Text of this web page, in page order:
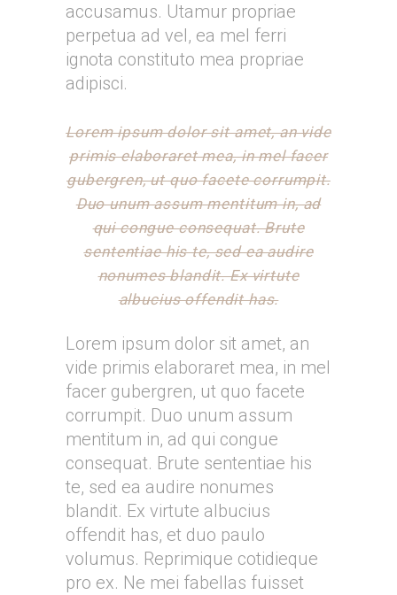
accusamus. Utamur propriae
perpetua ad vel, ea mel ferri
ignota constituto mea propriae
adipisci.
Lorem ipsum dolor sit amet, an vide
primis elaboraret mea, in mel facer
gubergren, ut quo facete corrumpit.
Duo unum assum mentitum in, ad
qui congue consequat. Brute
sententiae his te, sed ea audire
nonumes blandit. Ex virtute
albucius offendit has.
Lorem ipsum dolor sit amet, an
vide primis elaboraret mea, in mel
facer gubergren, ut quo facete
corrumpit. Duo unum assum
mentitum in, ad qui congue
consequat. Brute sententiae his
te, sed ea audire nonumes
blandit. Ex virtute albucius
offendit has, et duo paulo
volumus. Reprimique cotidieque
pro ex. Ne mei fabellas fuisset